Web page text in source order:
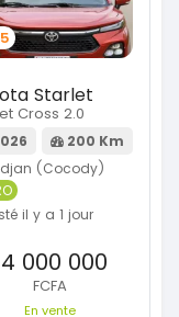
5
Starlet
Cross 2.0
200 Km
(Cocody)
il y a 1 jour
000 000
FCFA
En vente